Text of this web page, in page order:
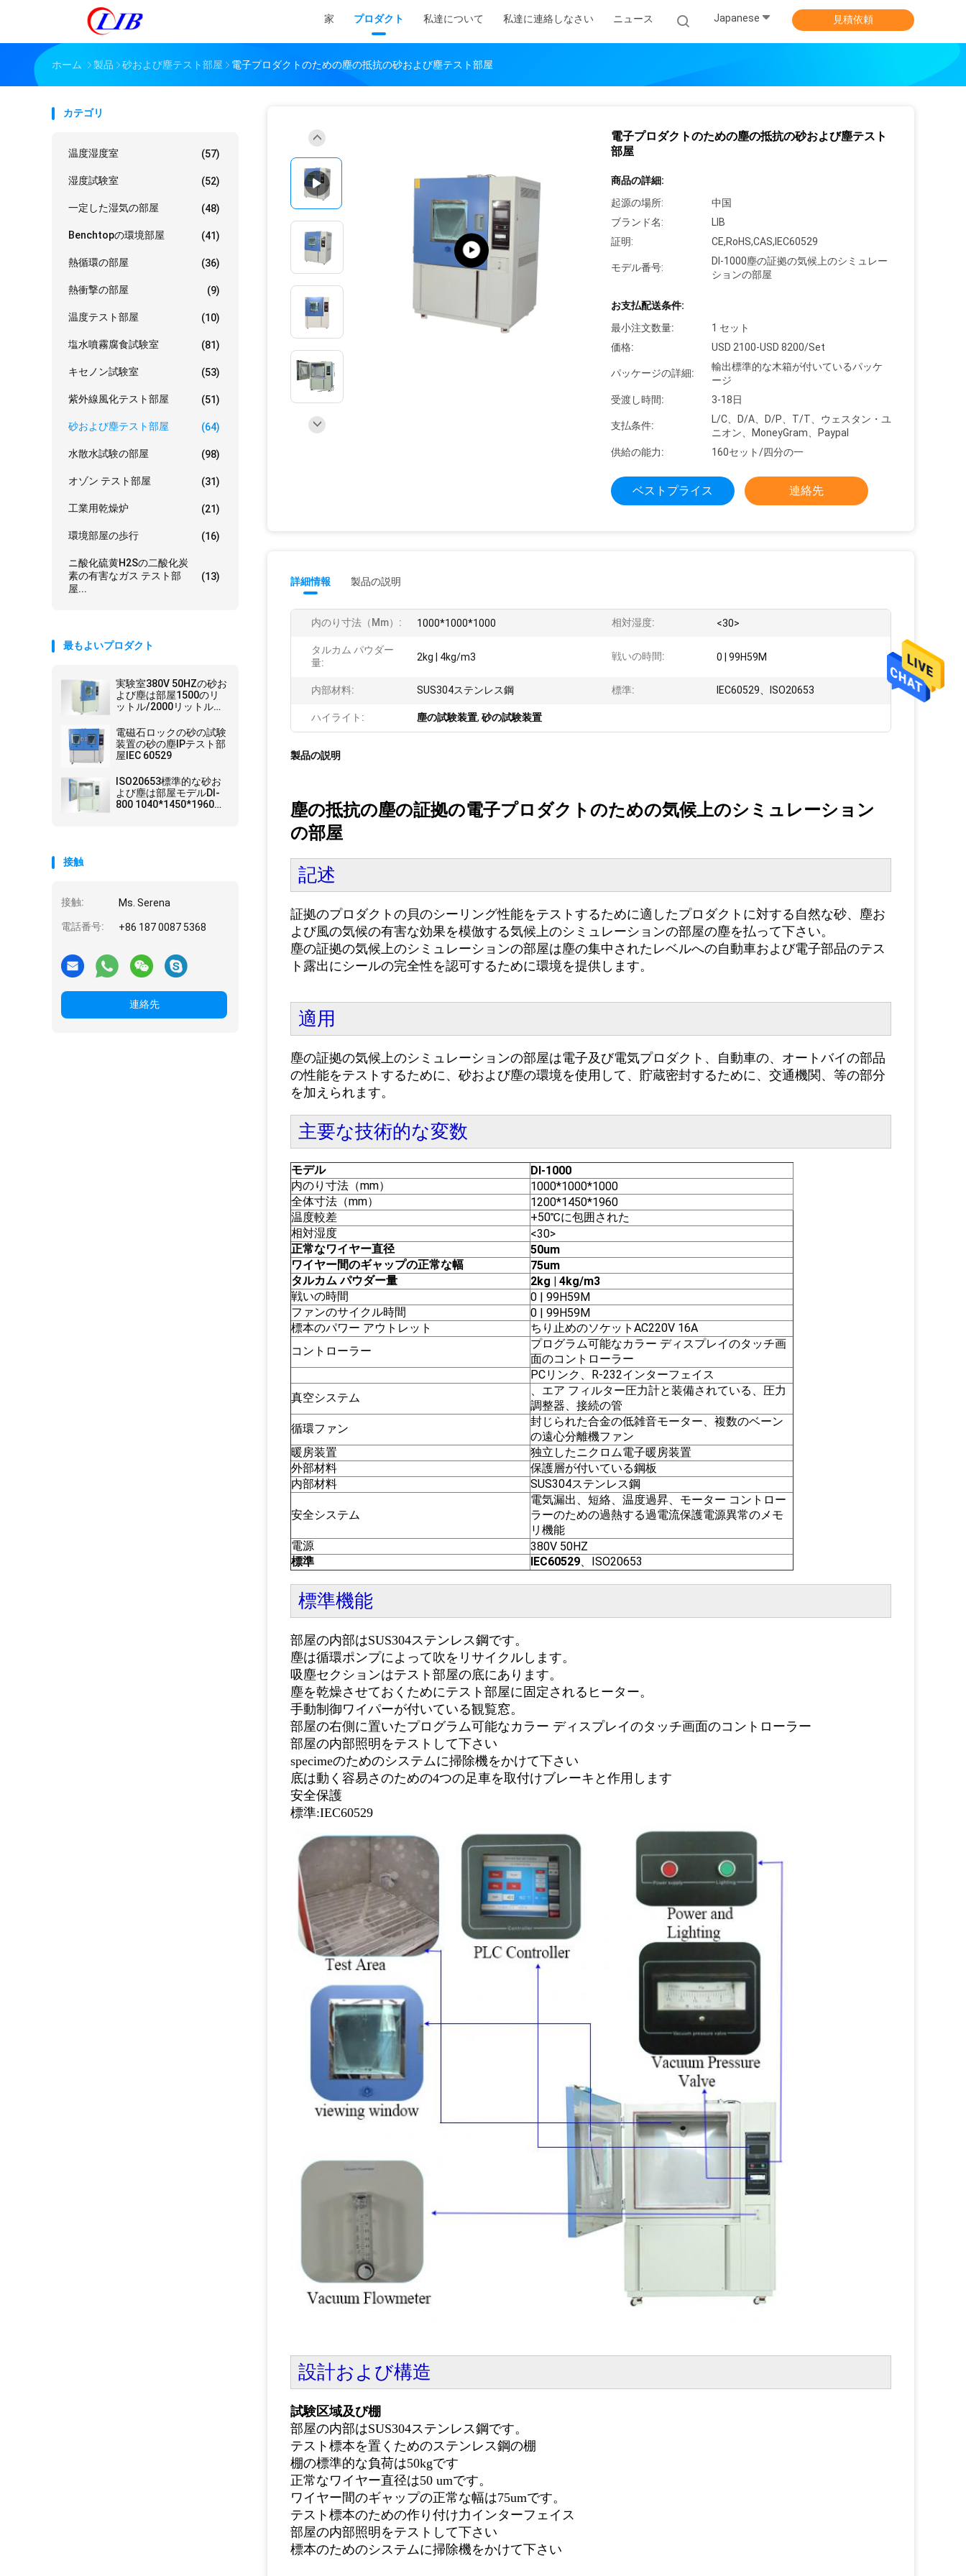
家 プロダクト 私達について 私達に連絡しなさい ニュース Japanese 見積依頼
ホーム 製品 砂および塵テスト部屋 電子プロダクトのための塵の抵抗の砂および塵テスト部屋
カテゴリ
温度湿度室 (57)
湿度試験室 (52)
一定した湿気の部屋 (48)
Benchtopの環境部屋 (41)
熱循環の部屋 (36)
熱衝撃の部屋 (9)
温度テスト部屋 (10)
塩水噴霧腐食試験室 (81)
キセノン試験室 (53)
紫外線風化テスト部屋 (51)
砂および塵テスト部屋 (64)
水散水試験の部屋 (98)
オゾン テスト部屋 (31)
工業用乾燥炉 (21)
環境部屋の歩行 (16)
ニ酸化硫黄H2Sの二酸化炭
素の有害なガス テスト部
屋...
(13)
最もよいプロダクト
実験室380V 50HZの砂お
よび塵は部屋1500のリ
ットル/2000リットルを
電磁石ロックの砂の試験
装置の砂の塵IPテスト部
屋IEC 60529
ISO20653標準的な砂お
よび塵は部屋モデルDI-
800 1040*1450*1960を
接触
接触: Ms. Serena
電話番号: +86 187 0087 5368
連絡先
電子プロダクトのための塵の抵抗の砂および塵テスト
部屋
商品の詳細:
起源の場所:
中国
ブランド名:
LIB
証明:
CE,RoHS,CAS,IEC60529
モデル番号:
DI-1000塵の証拠の気候上のシミュレー
ションの部屋
お支払配送条件:
最小注文数量:
1 セット
価格:
USD 2100-USD 8200/Set
パッケージの詳細:
輸出標準的な木箱が付いているパッケ
ージ
受渡し時間:
3-18日
支払条件:
L/C、D/A、D/P、T/T、ウェスタン・ユ
ニオン、MoneyGram、Paypal
供給の能力:
160セット/四分の一
ベストプライス 連絡先
詳細情報 製品の説明
内のり寸法（mm）: 1000*1000*1000 相対湿度: <30>
タルカム パウダー
量:
2kg | 4kg/m3 戦いの時間: 0 | 99H59M
内部材料: SUS304ステンレス鋼 標準: IEC60529、ISO20653
ハイライト: 塵の試験装置, 砂の試験装置
製品の説明
塵の抵抗の塵の証拠の電子プロダクトのための気候上のシミュレーション
の部屋
記述
証拠のプロダクトの貝のシーリング性能をテストするために適したプロダクトに対する自然な砂、塵お
よび風の気候の有害な効果を模倣する気候上のシミュレーションの部屋の塵を払って下さい。
塵の証拠の気候上のシミュレーションの部屋は塵の集中されたレベルへの自動車および電子部品のテス
ト露出にシールの完全性を認可するために環境を提供します。
適用
塵の証拠の気候上のシミュレーションの部屋は電子及び電気プロダクト、自動車の、オートバイの部品
の性能をテストするために、砂および塵の環境を使用して、貯蔵密封するために、交通機関、等の部分
を加えられます。
主要な技術的な変数
モデル
DI-1000
内のり寸法（mm）
1000*1000*1000
全体寸法（mm）
1200*1450*1960
温度較差
+50℃に包囲された
相対湿度
<30>
正常なワイヤー直径
50um
ワイヤー間のギャップの正常な幅
75um
タルカム パウダー量
2kg | 4kg/m3
戦いの時間
0 | 99H59M
ファンのサイクル時間
0 | 99H59M
標本のパワー アウトレット
ちり止めのソケットAC220V 16A
コントローラー
プログラム可能なカラー ディスプレイのタッチ画
面のコントローラー
PCリンク、R-232インターフェイス
真空システム
、エア フィルター圧力計と装備されている、圧力
調整器、接続の管
循環ファン
封じられた合金の低雑音モーター、複数のベーン
の遠心分離機ファン
暖房装置
独立したニクロム電子暖房装置
外部材料
保護層が付いている鋼板
内部材料
SUS304ステンレス鋼
安全システム
電気漏出、短絡、温度過昇、モーター コントロー
ラーのための過熱する過電流保護電源異常のメモ
リ機能
電源
380V 50HZ
標準
IEC60529、ISO20653
標準機能
部屋の内部はSUS304ステンレス鋼です。
塵は循環ポンプによって吹をリサイクルします。
吸塵セクションはテスト部屋の底にあります。
塵を乾燥させておくためにテスト部屋に固定されるヒーター。
手動制御ワイパーが付いている観覧窓。
部屋の右側に置いたプログラム可能なカラー ディスプレイのタッチ画面のコントローラー
部屋の内部照明をテストして下さい
specimeのためのシステムに掃除機をかけて下さい
底は動く容易さのための4つの足車を取付けブレーキと作用します
安全保護
標準:IEC60529
設計および構造
試験区域及び棚
部屋の内部はSUS304ステンレス鋼です。
テスト標本を置くためのステンレス鋼の棚
棚の標準的な負荷は50kgです
正常なワイヤー直径は50 umです。
ワイヤー間のギャップの正常な幅は75umです。
テスト標本のための作り付け力インターフェイス
部屋の内部照明をテストして下さい
標本のためのシステムに掃除機をかけて下さい